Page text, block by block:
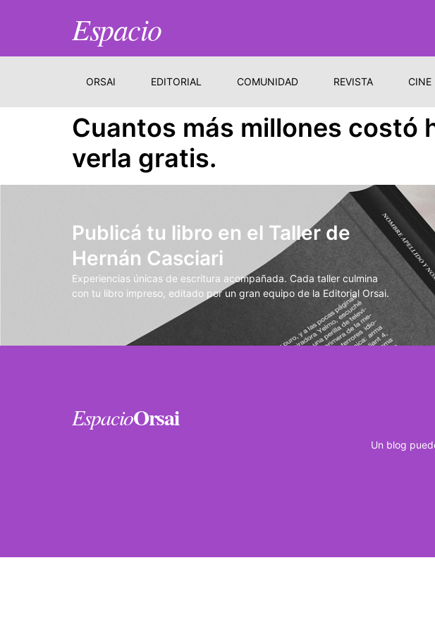
Espacio
ORSAI EDITORIAL COMUNIDAD REVISTA CINE
Cuantos más millones costó
verla gratis.
Publicá tu libro en el Taller de
Hernán Casciari
Experiencias únicas de escritura acompañada. Cada taller culmina
con tu libro impreso, editado por un gran equipo de la Editorial Orsai.
EspacioOrsai
Un blog